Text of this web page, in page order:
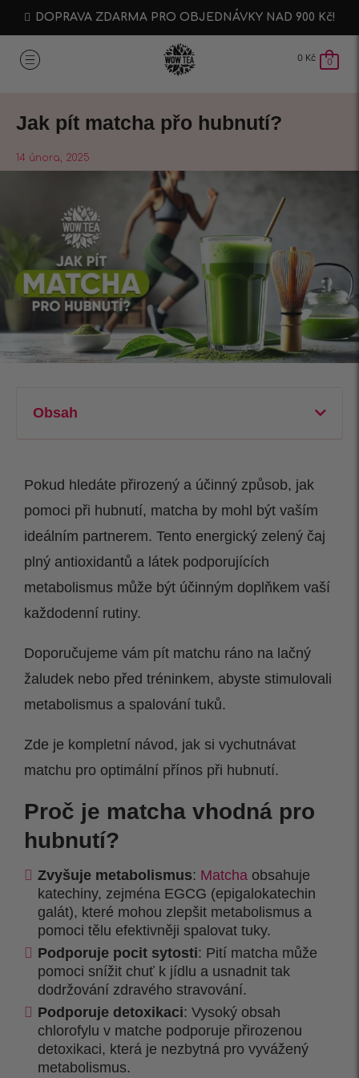
DOPRAVA ZDARMA PRO OBJEDNÁVKY NAD 900 Kč!
0 Kč 0
Jak pít matcha přo hubnutí?
14 února, 2025
Obsah
Pokud hledáte přirozený a účinný způsob, jak
pomoci při hubnutí, matcha by mohl být vaším
ideálním partnerem. Tento energický zelený čaj
plný antioxidantů a látek podporujících
metabolismus může být účinným doplňkem vaší
každodenní rutiny.
Doporučujeme vám pít matchu ráno na lačný
žaludek nebo před tréninkem, abyste stimulovali
metabolismus a spalování tuků.
Zde je kompletní návod, jak si vychutnávat
matchu pro optimální přínos při hubnutí.
Proč je matcha vhodná pro
hubnutí?
Zvyšuje metabolismus: Matcha obsahuje
katechiny, zejména EGCG (epigalokatechin
galát), které mohou zlepšit metabolismus a
pomoci tělu efektivněji spalovat tuky.
Podporuje pocit sytosti: Pití matcha může
pomoci snížit chuť k jídlu a usnadnit tak
dodržování zdravého stravování.
Podporuje detoxikaci: Vysoký obsah
chlorofylu v matche podporuje přirozenou
detoxikaci, která je nezbytná pro vyvážený
metabolismus.